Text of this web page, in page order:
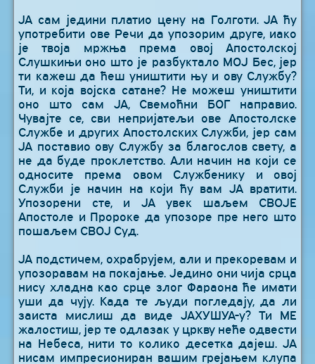
ЈА сам једини платио цену на Голготи. ЈА ћу
употребити ове Речи да упозорим друге, иако
је твоја мржња према овој Апостолској
Слушкињи оно што је разбуктало МОЈ Бес, јер
ти кажеш да ћеш уништити њу и ову Службу?
Ти, и која војска сатане? Не можеш уништити
оно што сам ЈА, Свемоћни БОГ направио.
Чувајте се, сви непријатељи ове Апостолске
Службе и других Апостолских Служби, јер сам
ЈА поставио ову Службу за благослов свету, а
не да буде проклетство. Али начин на који се
односите према овом Службенику и овој
Служби је начин на који ћу вам ЈА вратити.
Упозорени сте, и ЈА увек шаљем СВОЈЕ
Апостоле и Пророке да упозоре пре него што
пошаљем СВОЈ Суд.
ЈА подстичем, охрабрујем, али и прекоревам и
упозоравам на покајање. Једино они чија срца
нису хладна као срце злог Фараона ће имати
уши да чују. Када те људи погледају, да ли
заиста мислиш да виде ЈАХУШУА-у? Ти МЕ
жалостиш, јер те одлазак у цркву неће одвести
на Небеса, нити то колико десетка дајеш. ЈА
нисам импресиониран вашим грејањем клупа